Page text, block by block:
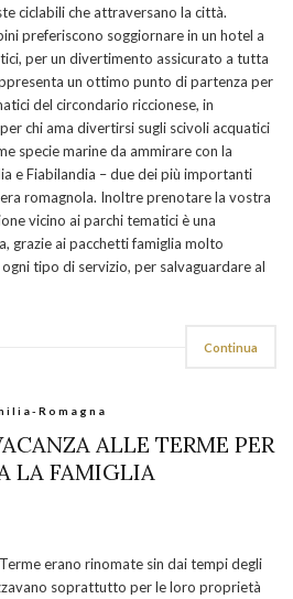
ciclabili che attraversano la città.
preferiscono soggiornare in un hotel a
per un divertimento assicurato a tutta
un ottimo punto di partenza per
del circondario riccionese, in
chi ama divertirsi sugli scivoli acquatici
specie marine da ammirare con la
e Fiabilandia – due dei più importanti
romagnola. Inoltre prenotare la vostra
vicino ai parchi tematici è una
grazie ai pacchetti famiglia molto
tipo di servizio, per salvaguardare al
Continua
Romagna
ALLE TERME PER
LA FAMIGLIA
erano rinomate sin dai tempi degli
soprattutto per le loro proprietà